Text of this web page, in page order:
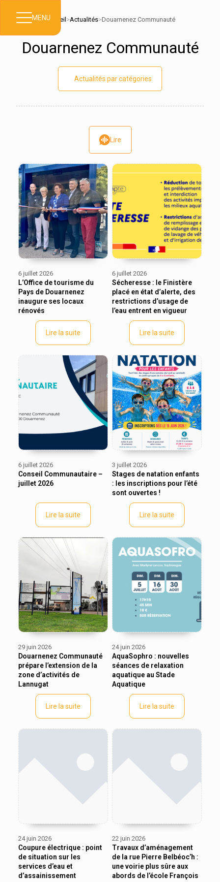
MENUAccueil >Actualités>Douarnenez Communauté
Douarnenez Communauté
Actualités par catégories
Lire
6 juillet 2026
L’Office de tourisme du
Pays de Douarnenez
inaugure ses locaux
rénovés
Lire la suite
6 juillet 2026
Sécheresse : le Finistère
placé en état d’alerte, des
restrictions d’usage de
l’eau entrent en vigueur
Lire la suite
6 juillet 2026
Conseil Communautaire –
juillet 2026
Lire la suite
3 juillet 2026
Stages de natation enfants
: les inscriptions pour l’été
sont ouvertes !
Lire la suite
29 juin 2026
Douarnenez Communauté
prépare l’extension de la
zone d’activités de
Lannugat
Lire la suite
24 juin 2026
AquaSophro : nouvelles
séances de relaxation
aquatique au Stade
Aquatique
Lire la suite
24 juin 2026
Coupure électrique : point
de situation sur les
services d’eau et
d’assainissement
22 juin 2026
Travaux d’aménagement
de la rue Pierre Belbéoc’h :
une voirie plus sûre aux
abords de l’école François